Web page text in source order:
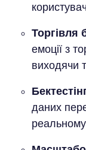
Торгівля
емоції з
виходячи
даних